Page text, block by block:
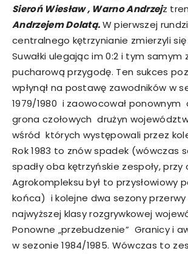
Sieroń Wiesław , Warno Andrzejz
Andrzejem Dolatą.W pierwszej
centralnego kętrzynianie zmierzyli
Suwałki ulegając im 0:2 i tym samym
pucharową przygodę. Ten sukces
wpłynął na postawę zawodników w
1979/1980 i zaowocował ponownym
grona czołowych drużyn
wśród których występowali przez
Rok 1983 to znów spadek (wówczas
spadły oba kętrzyńskie zespoły, przy
Agrokompleksu był to przysłowiowy
końca) i kolejne dwa sezony przerwy
najwyższej klasy rozgrywkowej
Ponowne „przebudzenie” Granicy i
w sezonie 1984/1985. Wówczas to